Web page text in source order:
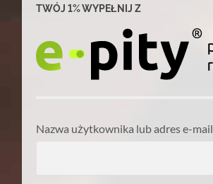
TWÓJ 1% WYPEŁNIJ Z
Nazwa użytkownika lub adres e-mail